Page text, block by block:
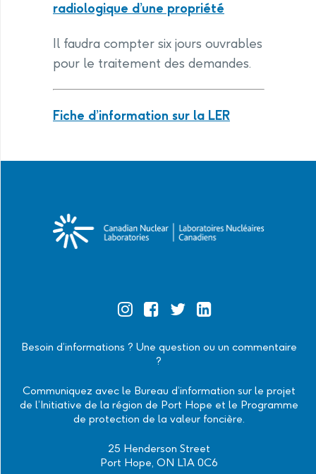
radiologique d’une propriété
Il faudra compter six jours ouvrables
pour le traitement des demandes.
Fiche d’information sur la LER
Besoin d’informations ? Une question ou un commentaire
?
Communiquez avec le Bureau d’information sur le projet
de l’Initiative de la région de Port Hope et le Programme
de protection de la valeur foncière.
25 Henderson Street
Port Hope, ON L1A 0C6